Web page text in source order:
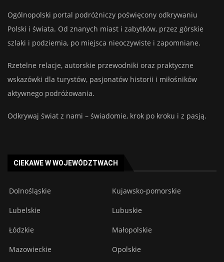
Ogólnopolski portal podróżniczy poświęcony odkrywaniu
Polski i świata. Od znanych miast i zabytków, przez górskie
szlaki i podziemia, po miejsca nieoczywiste i zapomniane.
Rzetelne relacje, autorskie przewodniki oraz praktyczne
wskazówki dla turystów, pasjonatów historii i miłośników
aktywnego podróżowania.
Odkrywaj świat z nami – świadomie, krok po kroku i z pasją.
CIEKAWE W WOJEWÓDZTWACH
Dolnośląskie Kujawsko-pomorskie
Lubelskie Lubuskie
Łódzkie Małopolskie
Mazowieckie Opolskie